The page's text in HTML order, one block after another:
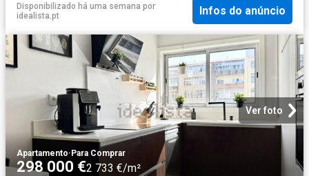
Disponibilizado há uma semana por
idealista.pt
Infos do anúncio
Ver foto
Apartamento·Para Comprar
298 000 €2 733 €/m²